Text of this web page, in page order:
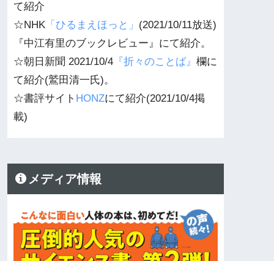
て紹介
☆NHK 「ひるまえほっと」 (2021/10/11放送)
『中江有里のブックレビュー』にて紹介。
☆朝日新聞 2021/10/4 『折々のことば』 欄に
て紹介(鷲田清一氏)。
☆書評サイト HONZにて紹介(2021/10/4掲
載)
メディア情報